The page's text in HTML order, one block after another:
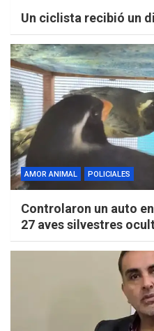
Un ciclista recibió un
AMOR ANIMAL POLICIALES
Controlaron un auto
27 aves silvestres